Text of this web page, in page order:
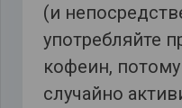
(и
употребляйте
кофеин,
случайно